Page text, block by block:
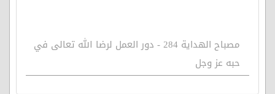
مصباح الهداية 284 - دور العمل لرضا الله تعالى في
حبه عز وجل